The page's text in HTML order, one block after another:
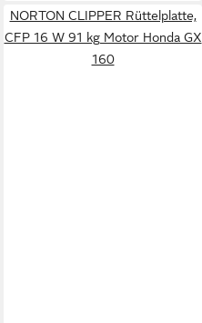
NORTON CLIPPER Rüttelplatte,
CFP 16 W 91 kg Motor Honda GX
160